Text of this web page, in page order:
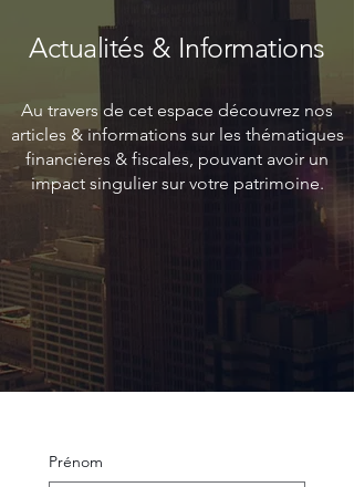
Actualités & Informations
Au travers de cet espace découvrez nos
articles & informations sur les thématiques
financières & fiscales, pouvant avoir un
impact singulier sur votre patrimoine.
Prénom